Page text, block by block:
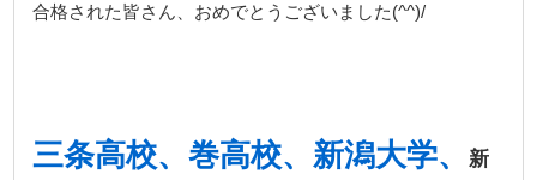
合格された皆さん、おめでとうございました(^^)/
三条高校、巻高校、新潟大学、新